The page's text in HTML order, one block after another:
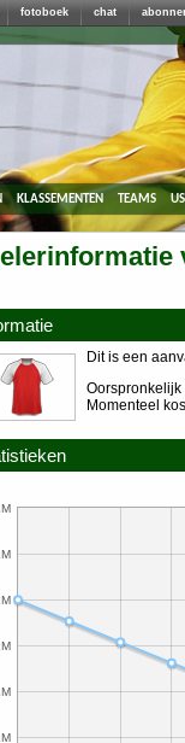
fotoboek chat
klassementen teams
Dit is een
Oorspronkelijk
Momenteel